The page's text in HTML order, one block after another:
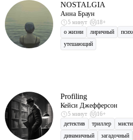
NOSTALGIA
Анна Браун
5 минут
18+
о жизни
лиричный
утешающий
Profiling
Кейси Джефферсон
5 минут
16+
детектив
триллер
динамичный
загадочный